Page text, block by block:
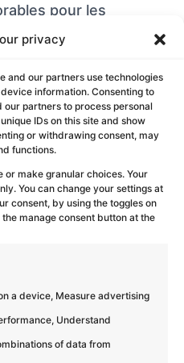
privacy
and our partners use technologies
information. Consenting to
partners to process personal
IDs on this site and show
or withdrawing consent, may
functions.
make granular choices. Your
You can change your settings at
consent, by using the toggles on
manage consent button at the
a device, Measure advertising
Understand
of data from
pour les
Événements
pour 2027
|RSE
RH &